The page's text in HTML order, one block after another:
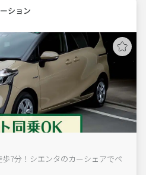
ション
7分！シエンタのカーシェアでペ